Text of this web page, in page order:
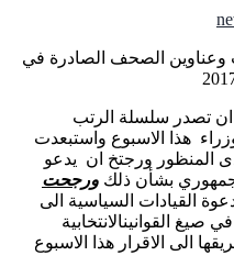
وعناوين الصحف الصادرة في
تصدر سلسلة الرتب
هذا الاسبوع واستبعدت
المنظور ورجتخ ان يدعو
بشأن ذلك ورجحت
القيادات السياسية الى
القوانينالانتخابية
الى الاقرار هذا الاسبوع